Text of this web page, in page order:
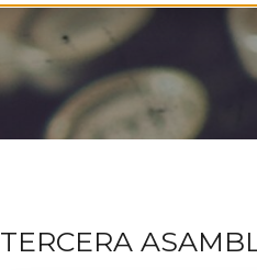
TERCERA